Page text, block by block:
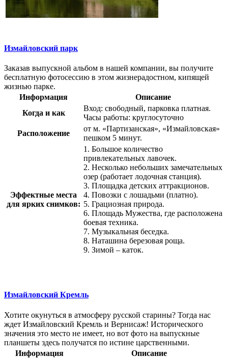
Измайловский парк
Заказав выпускной альбом в нашей компании, вы получите
бесплатную фотосессию в этом жизнерадостном, кипящей
жизнью парке.
Информация
Описание
Когда и как
Вход: свободный, парковка платная.
Часы работы: круглосуточно
Расположение
от м. «Партизанская», «Измайловская»
пешком 5 минут.
Эффектные места
для ярких снимков:
1. Большое количество
привлекательных лавочек.
2. Несколько небольших замечательных
озер (работает лодочная станция).
3. Площадка детских аттракционов.
4. Повозки с лошадьми (платно).
5. Грациозная природа.
6. Площадь Мужества, где расположена
боевая техника.
7. Музыкальная беседка.
8. Наташина березовая роща.
9. Зимой – каток.
Измайловский Кремль
Хотите окунуться в атмосферу русской старины? Тогда нас
ждет Измайловский Кремль и Вернисаж! Исторического
значения это место не имеет, но вот фото на выпускные
планшеты здесь получатся по истине царственными.
Информация
Описание